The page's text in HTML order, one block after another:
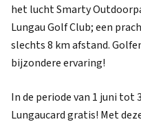
het lucht Smarty
Lungau Golf Club; een
slechts 8 km afstand.
bijzondere ervaring!
In de periode van 1 juni tot
Lungaucard gratis! Met